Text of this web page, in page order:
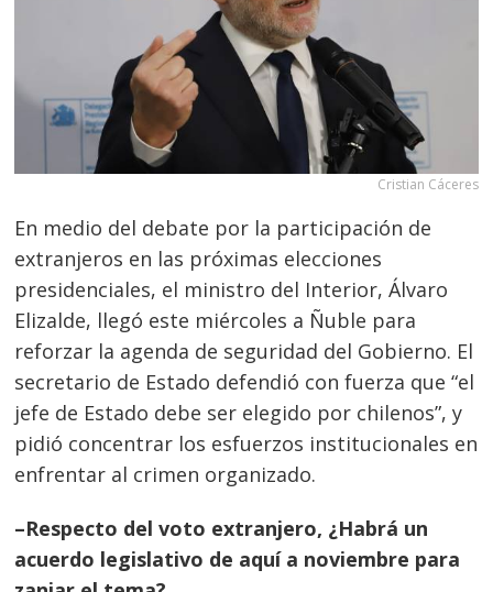
Cristian Cáceres
En medio del debate por la participación de
extranjeros en las próximas elecciones
presidenciales, el ministro del Interior, Álvaro
Elizalde, llegó este miércoles a Ñuble para
reforzar la agenda de seguridad del Gobierno. El
secretario de Estado defendió con fuerza que “el
jefe de Estado debe ser elegido por chilenos”, y
pidió concentrar los esfuerzos institucionales en
enfrentar al crimen organizado.
–Respecto del voto extranjero, ¿Habrá un
acuerdo legislativo de aquí a noviembre para